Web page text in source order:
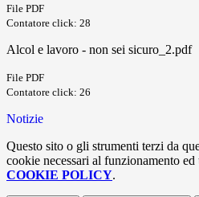
File PDF
Contatore click: 28
Alcol e lavoro ‐ non sei sicuro_2.pdf
File PDF
Contatore click: 26
Notizie
Questo sito o gli strumenti terzi da
cookie necessari al funzionamento
COOKIE POLICY.